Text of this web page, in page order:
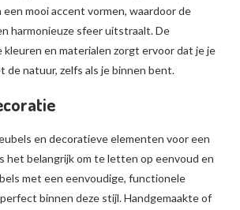
mooi accent vormen, waardoor de
harmonieuze sfeer uitstraalt. De
kleuren en materialen zorgt ervoor dat je je
de natuur, zelfs als je binnen bent.
en decoratieve elementen voor een
het belangrijk om te letten op eenvoud en
met een eenvoudige, functionele
binnen deze stijl. Handgemaakte of